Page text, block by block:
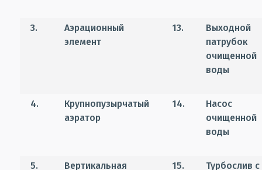
3.
Аэрационный
элемент
13.
Выходной
патрубок
очищенной
воды
4.
Крупнопузырчатый
аэратор
14.
Насос
очищенной
воды
5.
Вертикальная
15.
Турбослив с